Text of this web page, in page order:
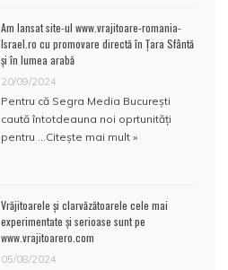
Am lansat site-ul www.vrajitoare-romania-
Israel.ro cu promovare directă în Țara Sfântă
și în lumea arabă
20/09/2024
Pentru că Segra Media București
caută întotdeauna noi oprtunități
pentru … Citește mai mult »
Vrăjitoarele și clarvăzătoarele cele mai
experimentate și serioase sunt pe
www.vrajitoarero.com
05/08/2024